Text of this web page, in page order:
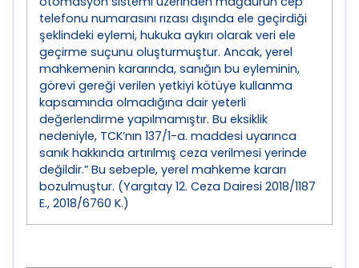
telefonu numarasını rızası dışında ele geçirdiği
şeklindeki eylemi, hukuka aykırı olarak veri ele
geçirme suçunu oluşturmuştur. Ancak, yerel
mahkemenin kararında, sanığın bu eyleminin,
görevi gereği verilen yetkiyi kötüye kullanma
kapsamında olmadığına dair yeterli
değerlendirme yapılmamıştır. Bu eksiklik
nedeniyle, TCK’nın 137/1-a. maddesi uyarınca
sanık hakkında artırılmış ceza verilmesi yerinde
değildir.” Bu sebeple, yerel mahkeme kararı
bozulmuştur. (Yargıtay 12. Ceza Dairesi 2018/1187
E., 2018/6760 K.)